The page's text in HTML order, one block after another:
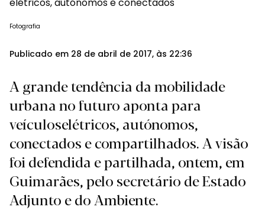
Fotografia
Publicado em 28 de abril de 2017, às 22:36
A grande tendência da mobilidade
urbana no futuro aponta para
veículoselétricos, autónomos,
conectados e compartilhados. A visão
foi defendida e partilhada, ontem, em
Guimarães, pelo secretário de Estado
Adjunto e do Ambiente.